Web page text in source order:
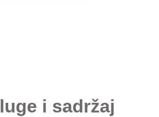
i sadržaj